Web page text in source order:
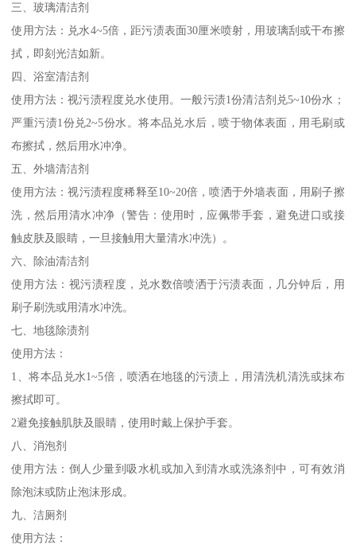
三、玻璃清洁剂
使用方法：兑水4~5倍，距污渍表面30厘米喷射，用玻璃刮或干布擦
拭，即刻光洁如新。
四、浴室清洁剂
使用方法：视污渍程度兑水使用。一般污渍1份清洁剂兑5~10份水；
严重污渍1份兑2~5份水。将本品兑水后，喷于物体表面，用毛刷或
布擦拭，然后用水冲净。
五、外墙清洁剂
使用方法：视污渍程度稀释至10~20倍，喷洒于外墙表面，用刷子擦
洗，然后用清水冲净（警告：使用时，应佩带手套，避免进口或接
触皮肤及眼睛，一旦接触用大量清水冲洗）。
六、除油清洁剂
使用方法：视污渍程度，兑水数倍喷洒于污渍表面，几分钟后，用
刷子刷洗或用清水冲洗。
七、地毯除渍剂
使用方法：
1、将本品兑水1~5倍，喷洒在地毯的污渍上，用清洗机清洗或抹布
擦拭即可。
2避免接触肌肤及眼睛，使用时戴上保护手套。
八、消泡剂
使用方法：倒人少量到吸水机或加入到清水或洗涤剂中，可有效消
除泡沫或防止泡沫形成。
九、洁厕剂
使用方法：